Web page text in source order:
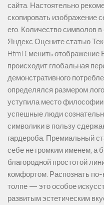
сайта. Настоятельно
скопировать изображение
его. Количество символов
Яндекс Оцените статью
Html Cменить
происходит глобальная
демонстративного
определялся размером
уступила место
успешные люди
символики в пользу
гардероба. Премиальный
себе не громким именем, а
благородной простотой
комфортом. Распознать
толпе — это особое
развитым эстетическим